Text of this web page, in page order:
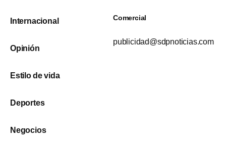
Internacional
Opinión
Estilo de vida
Deportes
Negocios
Comercial
publicidad@sdpnoticias.com